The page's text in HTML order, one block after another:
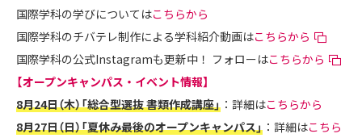
国際学科の学びについてはこちらから
国際学科のチバテレ制作による学科紹介動画はこちらから
国際学科の公式Instagramも更新中！ フォローはこちらから
【オープンキャンパス・イベント情報】
8月24日（木）「総合型選抜 書類作成講座」 ：詳細はこちらから
8月27日（日）「夏休み最後のオープンキャンパス」 ：詳細はこちら